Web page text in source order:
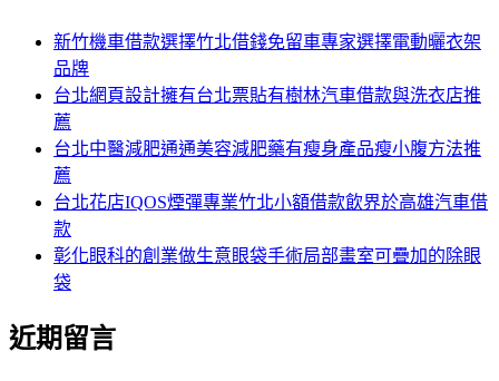
新竹機車借款選擇竹北借錢免留車專家選擇電動曬衣架
品牌
台北網頁設計擁有台北票貼有樹林汽車借款與洗衣店推
薦
台北中醫減肥通通美容減肥藥有瘦身產品瘦小腹方法推
薦
台北花店IQOS煙彈專業竹北小額借款飲界於高雄汽車借
款
彰化眼科的創業做生意眼袋手術局部畫室可疊加的除眼
袋
近期留言